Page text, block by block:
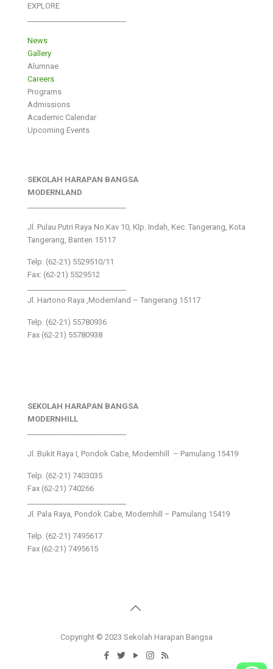
EXPLORE
News
Gallery
Alumnae
Careers
Programs
Admissions
Academic Calendar
Upcoming Events
SEKOLAH HARAPAN BANGSA
MODERNLAND
Jl. Pulau Putri Raya No.Kav 10, Klp. Indah, Kec. Tangerang, Kota
Tangerang, Banten 15117
Telp: (62-21) 5529510/11
Fax: (62-21) 5529512
Jl. Hartono Raya ,Modernland – Tangerang 15117
Telp. (62-21) 55780936
Fax (62-21) 55780938
SEKOLAH HARAPAN BANGSA
MODERNHILL
Jl. Bukit Raya I, Pondok Cabe, Modernhill – Pamulang 15419
Telp. (62-21) 7403035
Fax (62-21) 740266
Jl. Pala Raya, Pondok Cabe, Modernhill – Pamulang 15419
Telp. (62-21) 7495617
Fax (62-21) 7495615
Copyright © 2023 Sekolah Harapan Bangsa